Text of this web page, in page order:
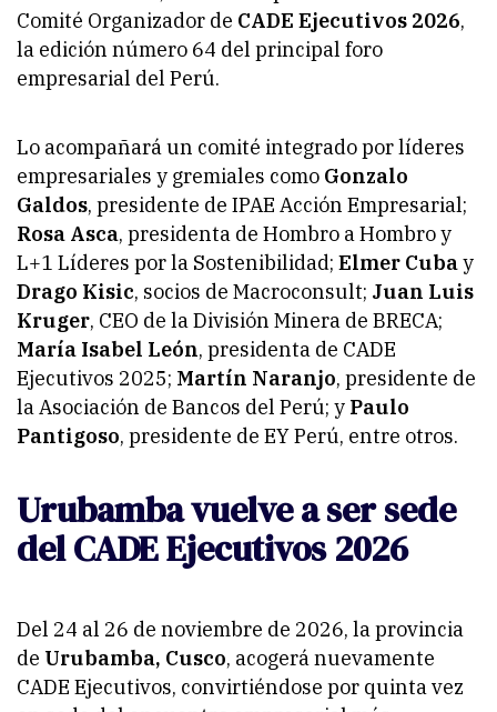
Comité Organizador de CADE Ejecutivos 2026,
la edición número 64 del principal foro
empresarial del Perú.
Lo acompañará un comité integrado por líderes
empresariales y gremiales como Gonzalo
Galdos, presidente de IPAE Acción Empresarial;
Rosa Asca, presidenta de Hombro a Hombro y
L+1 Líderes por la Sostenibilidad; Elmer Cubay
Drago Kisic, socios de Macroconsult; Juan Luis
Kruger, CEO de la División Minera de BRECA;
María Isabel León, presidenta de CADE
Ejecutivos 2025; Martín Naranjo, presidente de
la Asociación de Bancos del Perú; y Paulo
Pantigoso, presidente de EY Perú, entre otros.
Urubamba vuelve a ser sede
del CADE Ejecutivos 2026
Del 24 al 26 de noviembre de 2026, la provincia
de Urubamba, Cusco, acogerá nuevamente
CADE Ejecutivos, convirtiéndose por quinta vez